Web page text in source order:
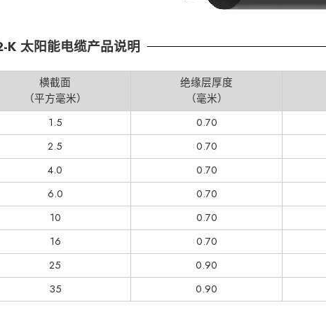
太阳能电缆产品说明
横截面
（平方毫米）
绝缘层厚度
（毫米）
1.5 0.70
2.5
0.70
4.0
0.70
6.0
0.70
10
0.70
16
0.70
25
0.90
35
0.90